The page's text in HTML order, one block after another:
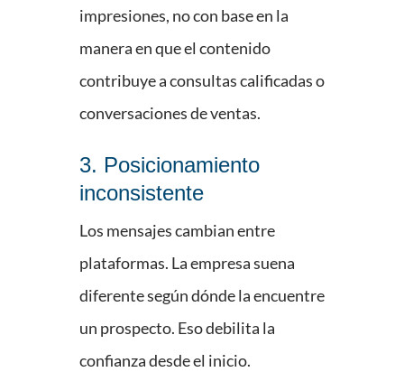
impresiones, no con base en la
manera en que el contenido
contribuye a consultas calificadas o
conversaciones de ventas.
3. Posicionamiento
inconsistente
Los mensajes cambian entre
plataformas. La empresa suena
diferente según dónde la encuentre
un prospecto. Eso debilita la
confianza desde el inicio.